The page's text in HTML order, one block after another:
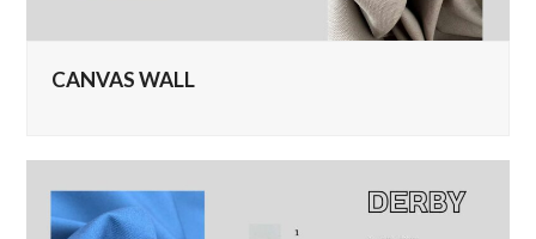
CANVAS WALL